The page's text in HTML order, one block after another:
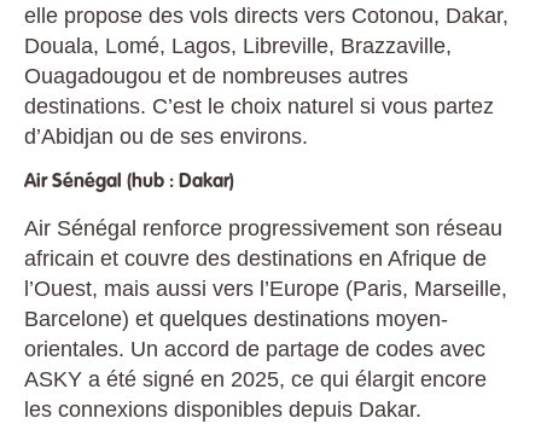
elle propose des vols directs vers Cotonou, Dakar,
Douala, Lomé, Lagos, Libreville, Brazzaville,
Ouagadougou et de nombreuses autres
destinations. C’est le choix naturel si vous partez
d’Abidjan ou de ses environs.
Air Sénégal (hub : Dakar)
Air Sénégal renforce progressivement son réseau
africain et couvre des destinations en Afrique de
l’Ouest, mais aussi vers l’Europe (Paris, Marseille,
Barcelone) et quelques destinations moyen-
orientales. Un accord de partage de codes avec
ASKY a été signé en 2025, ce qui élargit encore
les connexions disponibles depuis Dakar.